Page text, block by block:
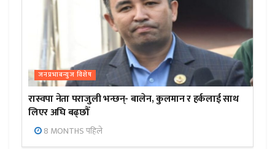
जनप्रभाबन्युज विशेष
रास्वपा नेता पराजुली भन्छन्- बालेन, कुलमान र हर्कलाई साथ
लिएर अघि बढ्छौँ
8 MONTHS पहिले